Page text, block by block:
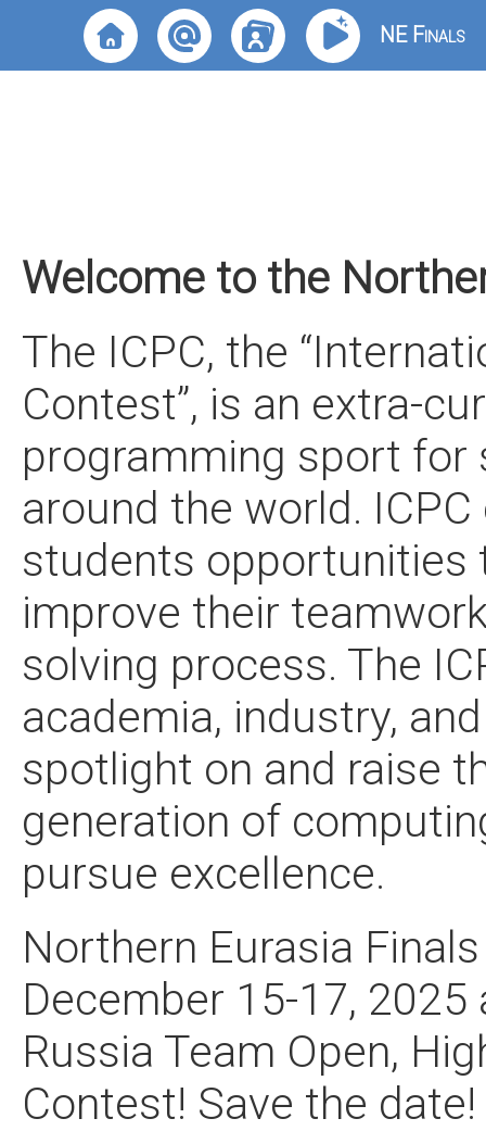
NE Finals
Welcome to the
The ICPC, the
Contest”, is an extra-
programming sport
around the world.
students opportunities
improve their
solving process. The
academia, industry,
spotlight on and raise
generation of
pursue excellence.
Northern Eurasia
December 15-17,
Russia Team Open,
Contest! Save the date!